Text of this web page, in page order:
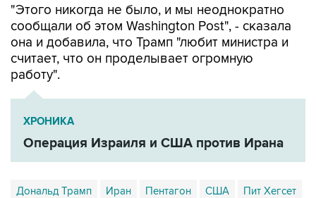
"Этого никогда не было, и мы неоднократно
сообщали об этом Washington Post", - сказала
она и добавила, что Трамп "любит министра и
считает, что он проделывает огромную
работу".
ХРОНИКА
Операция Израиля и США против Ирана
Дональд Трамп Иран Пентагон США Пит Хегсет